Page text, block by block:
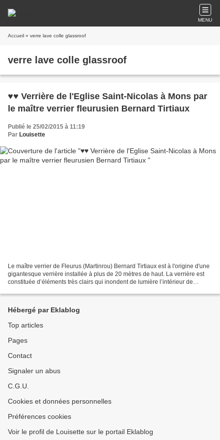
MENU
Accueil » verre lave colle glassroof
verre lave colle glassroof
♥♥ Verrière de l'Eglise Saint-Nicolas à Mons par
le maître verrier fleurusien Bernard Tirtiaux
Publié le 25/02/2015 à 11:19
Par Louisette
Le maître verrier de Fleurus (Martinrou) Bernard Tirtiaux est à l'origine d'une
gigantesque verrière installée à plus de 20 mètres de haut. La verrière est
constituée d’éléments très clairs qui inondent de lumière l’intérieur de
Hébergé par Eklablog
Top articles
Pages
Contact
Signaler un abus
C.G.U.
Cookies et données personnelles
Préférences cookies
Voir le profil de Louisette sur le portail Eklablog